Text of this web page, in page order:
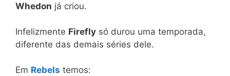
Whedon já criou.
Infelizmente Firefly só durou uma temporada,
diferente das demais séries dele.
Em Rebels temos: